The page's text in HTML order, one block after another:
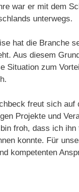
war er mit dem
unterwegs.
hat die Branche
Aus diesem
Situation zum
freut sich auf
Projekte und
froh, dass ich
konnte. Für
kompetenten